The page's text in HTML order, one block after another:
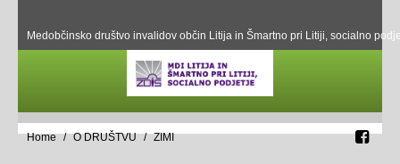
Medobčinsko društvo invalidov občin Litija in Šmartno pri Litiji, socialno
Home O DRUŠTVU ZIMI